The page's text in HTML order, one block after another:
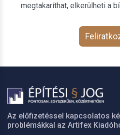
megtakaríthat, elkerülheti a
Az előfizetéssel kapcsolatos
problémákkal az Artifex